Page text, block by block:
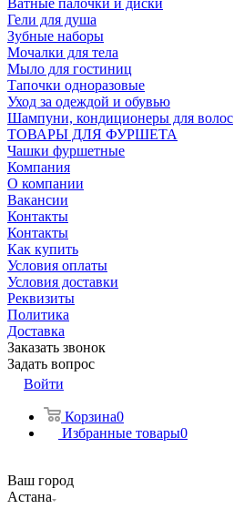
Ватные палочки и диски
Гели для душа
Зубные наборы
Мочалки для тела
Мыло для гостиниц
Тапочки одноразовые
Уход за одеждой и обувью
Шампуни, кондиционеры для волос
ТОВАРЫ ДЛЯ ФУРШЕТА
Чашки фуршетные
Компания
О компании
Вакансии
Контакты
Контакты
Как купить
Условия оплаты
Условия доставки
Реквизиты
Политика
Доставка
Заказать звонок
Задать вопрос
Войти
Корзина0
Избранные товары0
Ваш город
Астана